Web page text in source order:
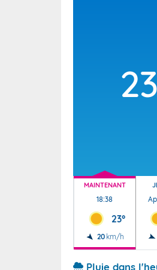
MAINTENANT
18:38
23°
20 km/h
Pluie dans